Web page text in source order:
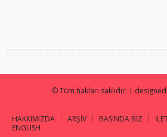
© Tüm hakları saklıdır. |
HAKKIMIZDA ARŞİV BASINDA BİZ
ENGLISH